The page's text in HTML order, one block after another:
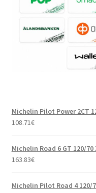
Michelin Pilot Power 2CT
108.71€
Michelin Road 6 GT 120/70
163.83€
Michelin Pilot Road 4 120/